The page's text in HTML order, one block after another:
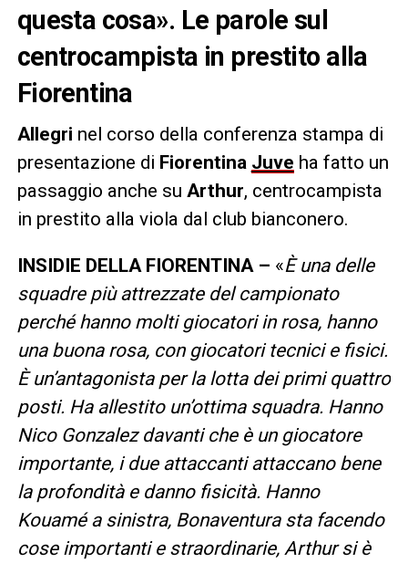
questa cosa». Le parole sul
centrocampista in prestito alla
Fiorentina
Allegri nel corso della conferenza stampa di
presentazione di Fiorentina Juve ha fatto un
passaggio anche su Arthur, centrocampista
in prestito alla viola dal club bianconero.
INSIDIE DELLA FIORENTINA – «È una delle
squadre più attrezzate del campionato
perché hanno molti giocatori in rosa, hanno
una buona rosa, con giocatori tecnici e fisici.
È un’antagonista per la lotta dei primi quattro
posti. Ha allestito un’ottima squadra. Hanno
Nico Gonzalez davanti che è un giocatore
importante, i due attaccanti attaccano bene
la profondità e danno fisicità. Hanno
Kouamé a sinistra, Bonaventura sta facendo
cose importanti e straordinarie, Arthur si è